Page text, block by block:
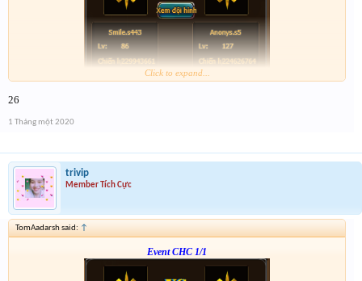
Click to expand...
26
1 Tháng một 2020
trivip
Member Tích Cực
TomAadarsh said: ↑
Event CHC 1/1